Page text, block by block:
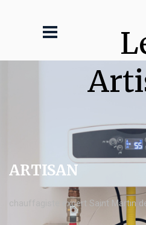
ARTISAN
chauffagiste expert Saint Martin